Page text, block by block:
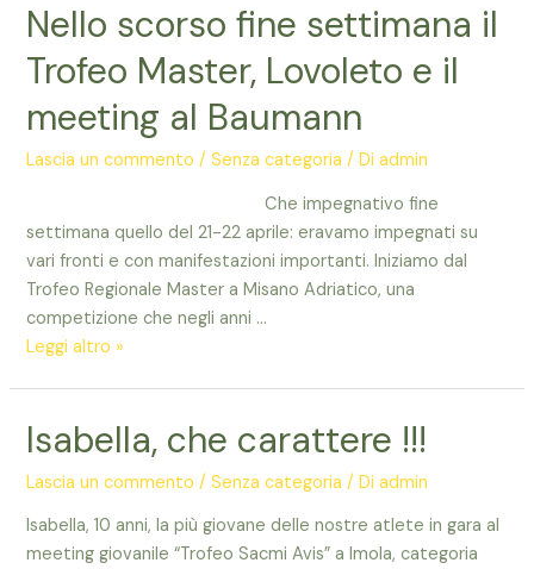
in
Liberazione
con
primato
sociale
per
Rabbi
Nello scorso fine settimana il
Trofeo Master, Lovoleto e il
meeting al Baumann
Lascia un commento /Senza categoria / Diadmin
Che impegnativo fine
settimana quello del 21-22 aprile: eravamo impegnati su
vari fronti e con manifestazioni importanti. Iniziamo dal
Trofeo Regionale Master a Misano Adriatico, una
competizione che negli anni …
Nello
settimana
il
Trofeo
Master,
Lovoleto
Leggi altro »
Isabella, che carattere !!!
Lascia un commento /Senza categoria / Diadmin
Isabella, 10 anni, la più giovane delle nostre atlete in gara al
meeting giovanile “Trofeo Sacmi Avis” a Imola, categoria